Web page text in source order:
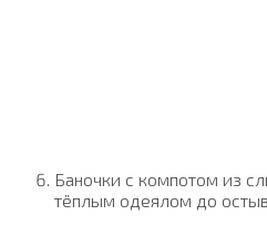
Баночки с компотом из
тёплым одеялом до